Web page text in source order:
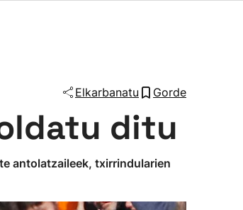
Elkarbanatu Gorde
ditu
antolatzaileek, txirrindularien